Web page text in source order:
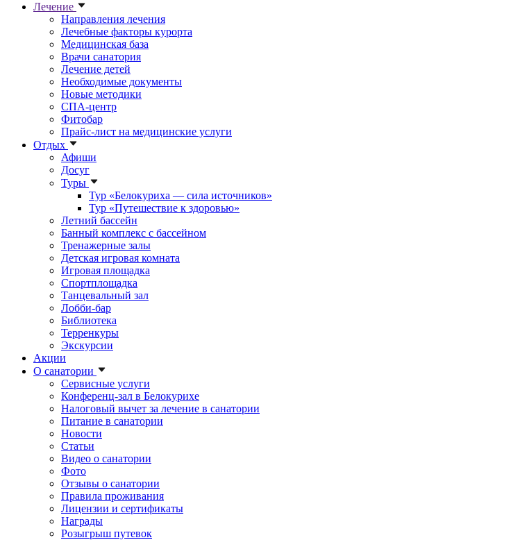
Лечение
Направления лечения
Лечебные факторы курорта
Медицинская база
Врачи санатория
Лечение детей
Необходимые документы
Новые методики
СПА-центр
Фитобар
Прайс-лист на медицинские услуги
Отдых
Афиши
Досуг
Туры
Тур «Белокуриха — сила источников»
Тур «Путешествие к здоровью»
Летний бассейн
Банный комплекс с бассейном
Тренажерные залы
Детская игровая комната
Игровая площадка
Спортплощадка
Танцевальный зал
Лобби-бар
Библиотека
Терренкуры
Экскурсии
Акции
О санатории
Сервисные услуги
Конференц-зал в Белокурихе
Налоговый вычет за лечение в санатории
Питание в санатории
Новости
Статьи
Видео о санатории
Фото
Отзывы о санатории
Правила проживания
Лицензии и сертификаты
Награды
Розыгрыш путевок